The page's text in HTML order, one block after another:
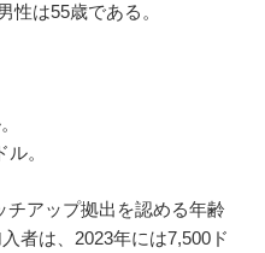
性は55歳である。
。
チアップ拠出を認める年齢
者は、2023年には7,500ド